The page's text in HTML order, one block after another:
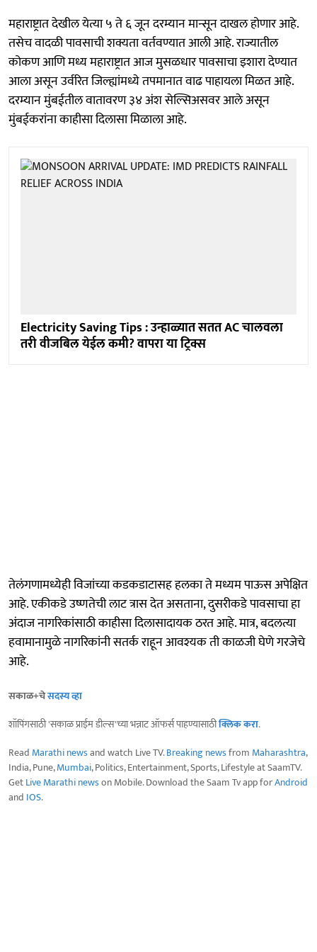
महाराष्ट्रात देखील येत्या ५ ते ६ जून दरम्यान मान्सून दाखल होणार आहे.
तसेच वादळी पावसाची शक्यता वर्तवण्यात आली आहे. राज्यातील
कोकण आणि मध्य महाराष्ट्रात आज मुसळधार पावसाचा इशारा देण्यात
आला असून उर्वरित जिल्ह्यांमध्ये तपमानात वाढ पाहायला मिळत आहे.
दरम्यान मुंबईतील वातावरण ३४ अंश सेल्सिअसवर आले असून
मुंबईकरांना काहीसा दिलासा मिळाला आहे.
Electricity Saving Tips : उन्हाळ्यात सतत AC चालवला
तरी वीजबिल येईल कमी? वापरा या ट्रिक्स
तेलंगणामध्येही विजांच्या कडकडाटासह हलका ते मध्यम पाऊस अपेक्षित
आहे. एकीकडे उष्णतेची लाट त्रास देत असताना, दुसरीकडे पावसाचा हा
अंदाज नागरिकांसाठी काहीसा दिलासादायक ठरत आहे. मात्र, बदलत्या
हवामानामुळे नागरिकांनी सतर्क राहून आवश्यक ती काळजी घेणे गरजेचे
आहे.
सकाळ+चेसदस्य व्हा
शॉपिंगसाठी 'सकाळ प्राईम डील्स'च्या भन्नाट ऑफर्स पाहण्यासाठीक्लिक करा.
Read Marathi newsand watch Live TV.Breaking newsfrom Maharashtra,
India, Pune,Mumbai, Politics, Entertainment, Sports, Lifestyle at SaamTV.
GetLive Marathi newson Mobile. Download the Saam Tv app forAndroid
and IOS.